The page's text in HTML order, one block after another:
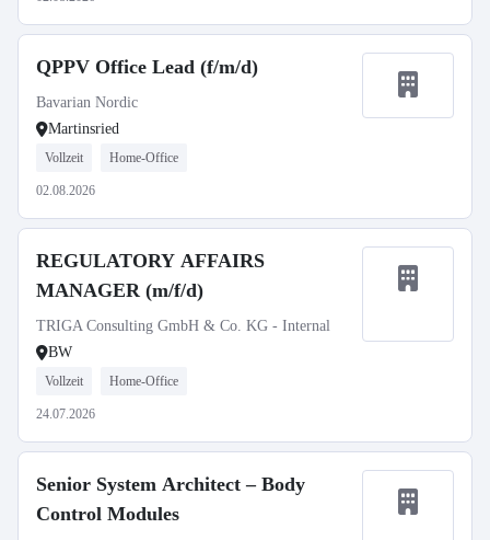
QPPV Office Lead (f/m/d)
Bavarian Nordic
Martinsried
Vollzeit Home-Office
02.08.2026
REGULATORY AFFAIRS
MANAGER (m/f/d)
TRIGA Consulting GmbH & Co. KG - Internal
BW
Vollzeit Home-Office
24.07.2026
Senior System Architect – Body
Control Modules